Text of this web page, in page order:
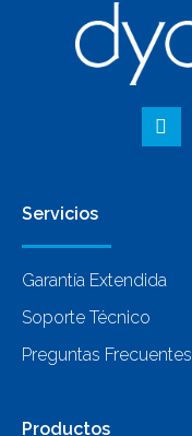
Servicios
Garantía Extendida
Soporte Técnico
Preguntas Frecuentes
Productos